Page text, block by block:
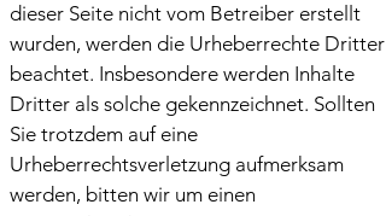
dieser Seite nicht vom Betreiber erstellt
wurden, werden die Urheberrechte Dritter
beachtet. Insbesondere werden Inhalte
Dritter als solche gekennzeichnet. Sollten
Sie trotzdem auf eine
Urheberrechtsverletzung aufmerksam
werden, bitten wir um einen